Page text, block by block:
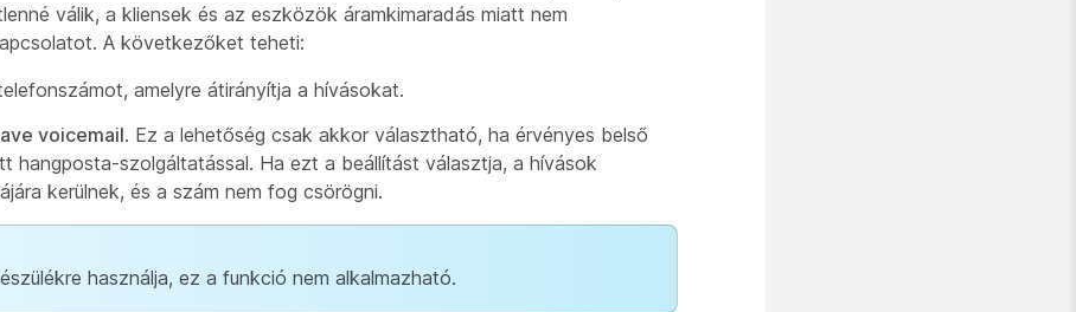
válik, a kliensek és az eszközök áramkimaradás miatt nem
A következőket teheti:
amelyre átirányítja a hívásokat.
voicemail. Ez a lehetőség csak akkor választható, ha érvényes belső
hangposta-szolgáltatással. Ha ezt a beállítást választja, a hívások
kerülnek, és a szám nem fog csörögni.
használja, ez a funkció nem alkalmazható.